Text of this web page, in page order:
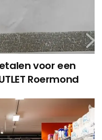
voor een
Roermond